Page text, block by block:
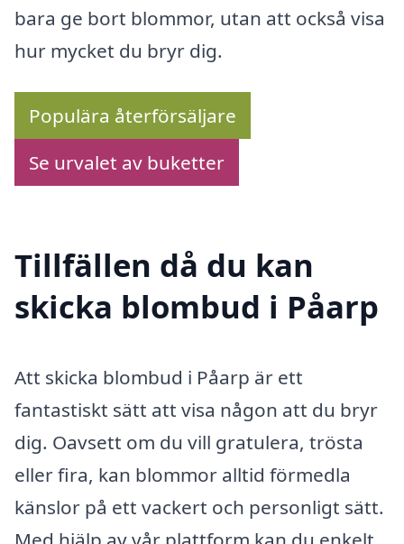
bara ge bort blommor, utan att också visa
hur mycket du bryr dig.
Populära återförsäljare
Se urvalet av buketter
Tillfällen då du kan
skicka blombud i Påarp
Att skicka blombud i Påarp är ett
fantastiskt sätt att visa någon att du bryr
dig. Oavsett om du vill gratulera, trösta
eller fira, kan blommor alltid förmedla
känslor på ett vackert och personligt sätt.